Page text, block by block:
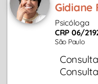
Gidiane
Psicóloga
CRP 06/
São Paulo